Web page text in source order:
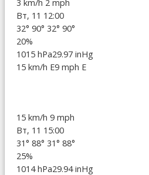
3 km/h 2 mph
Вт, 11 12:00
32° 90° 32° 90°
20%
1015 hPa29.97 inHg
15 km/h E9 mph E
15 km/h 9 mph
Вт, 11 15:00
31° 88° 31° 88°
25%
1014 hPa29.94 inHg